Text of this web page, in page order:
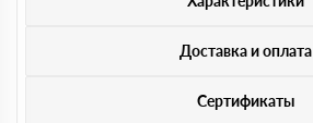
Доставка и оплата
Сертификаты